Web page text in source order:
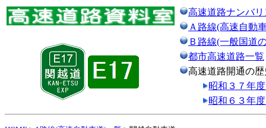
高速道路ナンバ
Ａ路線(高速自動
Ｂ路線(一般国道
都市高速道路一覧
高速道路開通の歴
昭和３７年
昭和６３年